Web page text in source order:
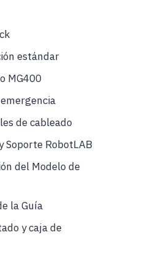
estándar
MG400
de cableado
Soporte RobotLAB
del Modelo de
la Guía
y caja de